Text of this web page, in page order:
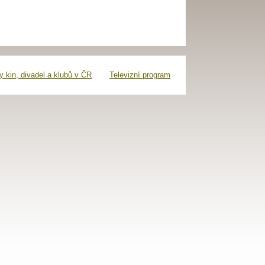
kin, divadel a klubů v ČR Televizní program